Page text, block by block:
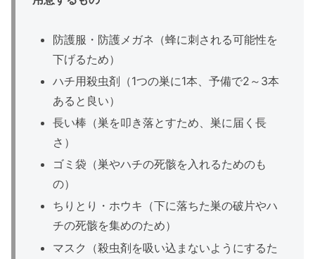
防護服・防護メガネ（蜂に刺される可能性を
下げるため）
ハチ用殺虫剤（1つの巣に1本、予備で2～3本
あると良い）
長い棒（巣を叩き落とすため、巣に届く長
さ）
ゴミ袋（巣やハチの死骸を入れるためのも
の）
ちりとり・ホウキ（下に落ちた巣の破片やハ
チの死骸を集めのため）
マスク（殺虫剤を吸い込まないようにするた